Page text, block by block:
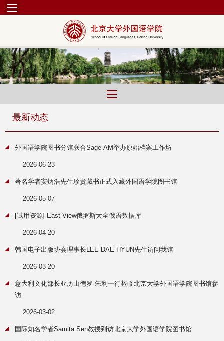
最新动态
外国语学院图书分馆联合Sage-AM举办原始档案工作坊
2026-06-23
著名学者安炳浩先生珍贵藏书正式入藏外国语学院图书馆
2026-05-07
[试用资源] East View俄罗斯大全俄语数据库
2026-04-20
韩国电子出版协会理事长LEE DAE HYUN先生访问我馆
2026-03-20
意大利文化部长亚历山德罗·朱利一行莅临北京大学外国语学院图书馆参
访
2026-03-02
国际知名学者Samita Sen教授到访北京大学外国语学院图书馆